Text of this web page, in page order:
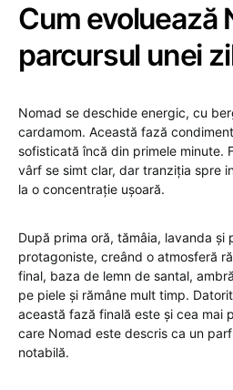
Cum evoluează
parcursul unei
Nomad se deschide energic, cu
cardamom. Această fază
sofisticată încă din primele minute.
vârf se simt clar, dar tranziția spre
la o concentrație ușoară.
După prima oră, tămâia, lavanda și
protagoniste, creând o atmosferă
final, baza de lemn de santal,
pe piele și rămâne mult timp.
această fază finală este și cea mai
care Nomad este descris ca un
notabilă.